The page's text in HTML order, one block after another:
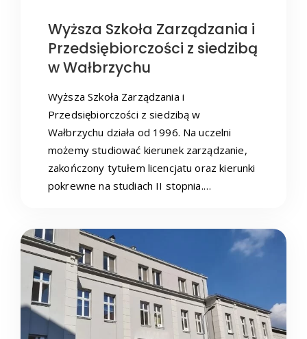
Wyższa Szkoła Zarządzania i
Przedsiębiorczości z siedzibą
w Wałbrzychu
Wyższa Szkoła Zarządzania i
Przedsiębiorczości z siedzibą w
Wałbrzychu działa od 1996. Na uczelni
możemy studiować kierunek zarządzanie,
zakończony tytułem licencjatu oraz kierunki
pokrewne na studiach II stopnia.…